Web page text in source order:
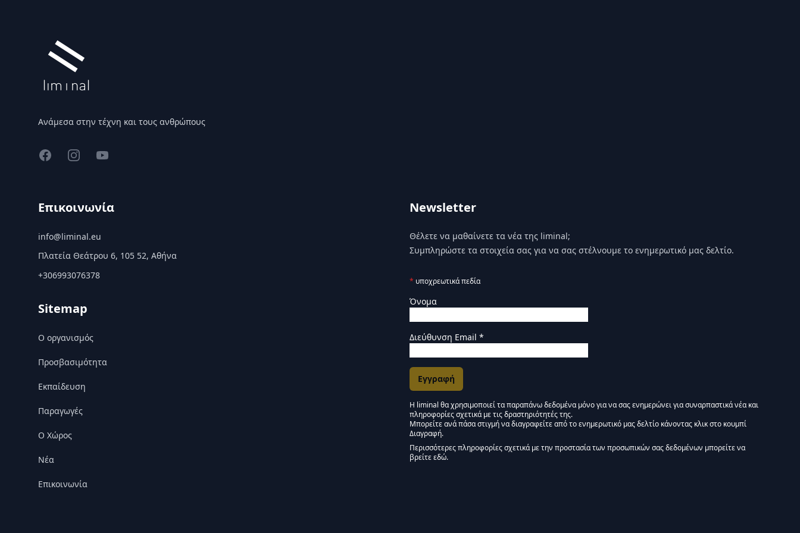
Ανάμεσα στην τέχνη και τους ανθρώπους
FacebookInstagramYouTube
Επικοινωνία
info@liminal.eu
Πλατεία Θεάτρου 6, 105 52, Αθήνα
+306993076378
Sitemap
Ο οργανισμός
Προσβασιμότητα
Εκπαίδευση
Παραγωγές
Ο Χώρος
Nέα
Επικοινωνία
Newsletter
Θέλετε να μαθαίνετε τα νέα της liminal;
Συμπληρώστε τα στοιχεία σας για να σας στέλνουμε το ενημερωτικό μας δελτίο.
* υποχρεωτικά πεδία
Όνομα
Διεύθυνση Email *
Εγκρίσεις Μάρκετινγκ
Η liminal θα χρησιμοποιεί τα παραπάνω δεδομένα μόνο για να σας ενημερώνει για συναρπαστικά νέα και
πληροφορίες σχετικά με τις δραστηριότητές της.
Μείνετε συντονισμένοι - Ενημερωτικό δελτίο Liminal :)
Μπορείτε ανά πάσα στιγμή να διαγραφείτε από το ενημερωτικό μας δελτίο κάνοντας κλικ στο κουμπί
Διαγραφή.
Περισσότερες πληροφορίες σχετικά με την προστασία των προσωπικών σας δεδομένων μπορείτε να
βρείτε εδώ.